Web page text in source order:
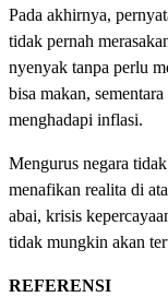
Pada akhirnya,
tidak pernah
nyenyak tanpa perlu
bisa makan,
menghadapi inflasi.
Mengurus negara
menafikan realita di
abai, krisis
tidak mungkin akan
REFERENSI